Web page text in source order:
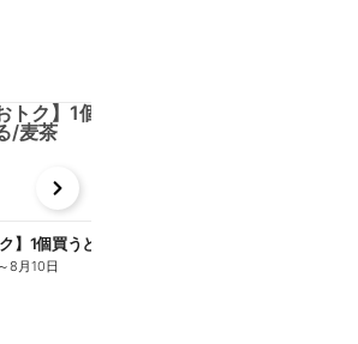
ク】1個買うと1個もらえる/麦茶
～8月10日
e